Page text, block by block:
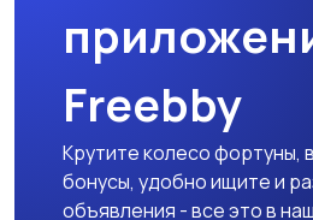
Freebby
Крутите колесо фортуны,
бонусы, удобно ищите и
объявления - все это в